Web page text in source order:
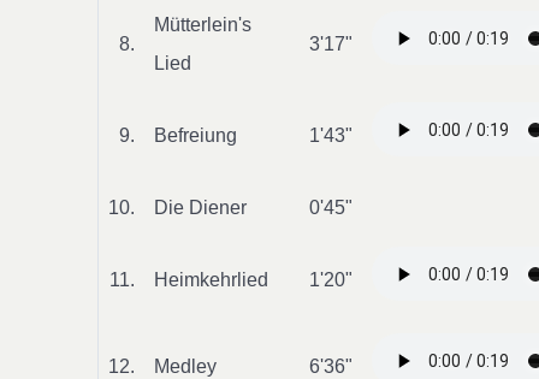
8.
Mütterlein's
Lied
3'17"
9. Befreiung 1'43"
10. Die Diener 0'45"
11. Heimkehrlied 1'20"
12. Medley 6'36"